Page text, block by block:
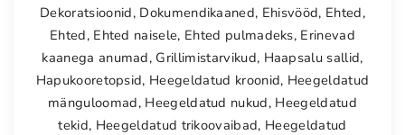
Dekoratsioonid, Dokumendikaaned, Ehisvööd, Ehted,
Ehted, Ehted naisele, Ehted pulmadeks, Erinevad
kaanega anumad, Grillimistarvikud, Haapsalu sallid,
Hapukooretopsid, Heegeldatud kroonid, Heegeldatud
mänguloomad, Heegeldatud nukud, Heegeldatud
tekid, Heegeldatud trikoovaibad, Heegeldatud